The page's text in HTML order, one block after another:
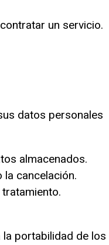
un servicio.
datos personales
almacenados.
cancelación.
portabilidad de los